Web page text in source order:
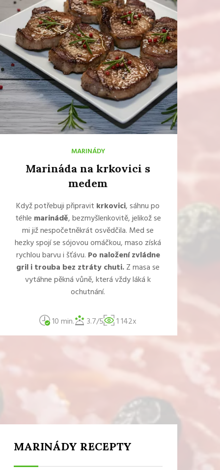
MARINÁDY
Marináda na krkovici s
medem
Když potřebuji připravit krkovici, sáhnu po
téhle marinádě, bezmyšlenkovitě, jelikož se
mi již nespočetněkrát osvědčila. Med se
hezky spojí se sójovou omáčkou, maso získá
rychlou barvu i šťávu. Po naložení zvládne
gril i trouba bez ztráty chuti.Z masa se
vytáhne pěkná vůně, která vždy láká k
ochutnání.
10 min. 3.7/5 1 142x
MARINÁDY RECEPTY